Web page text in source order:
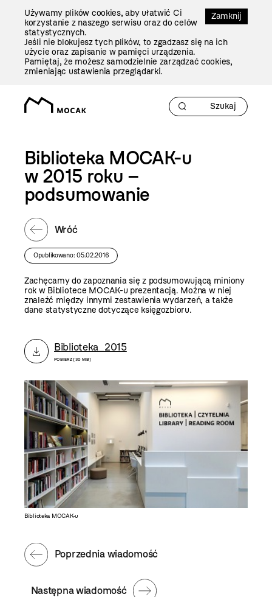
Zamknij
Używamy plików cookies, aby ułatwić Ci
korzystanie z naszego serwisu oraz do celów
statystycznych.
Jeśli nie blokujesz tych plików, to zgadzasz się na ich
użycie oraz zapisanie w pamięci urządzenia.
Pamiętaj, że możesz samodzielnie zarządzać cookies,
zmieniając ustawienia przeglądarki.
Biblioteka MOCAK-u
w 2015 roku –
podsumowanie
Wróć
Opublikowano: 05.02.2016
Zachęcamy do zapoznania się z podsumowującą miniony
rok w Bibliotece MOCAK-u prezentacją. Można w niej
znaleźć między innymi zestawienia wydarzeń, a także
dane statystyczne dotyczące księgozbioru.
Biblioteka_2015
POBIERZ [30 MB]
Biblioteka MOCAK-u
Następna wiadomość
Poprzednia wiadomość